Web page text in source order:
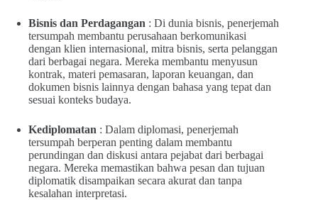
Bisnis dan Perdagangan : Di dunia bisnis, penerjemah
tersumpah membantu perusahaan berkomunikasi
dengan klien internasional, mitra bisnis, serta pelanggan
dari berbagai negara. Mereka membantu menyusun
kontrak, materi pemasaran, laporan keuangan, dan
dokumen bisnis lainnya dengan bahasa yang tepat dan
sesuai konteks budaya.
Kediplomatan : Dalam diplomasi, penerjemah
tersumpah berperan penting dalam membantu
perundingan dan diskusi antara pejabat dari berbagai
negara. Mereka memastikan bahwa pesan dan tujuan
diplomatik disampaikan secara akurat dan tanpa
kesalahan interpretasi.